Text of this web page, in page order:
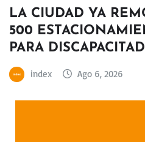
LA CIUDAD YA
500
PARA
index Ago 6, 2026